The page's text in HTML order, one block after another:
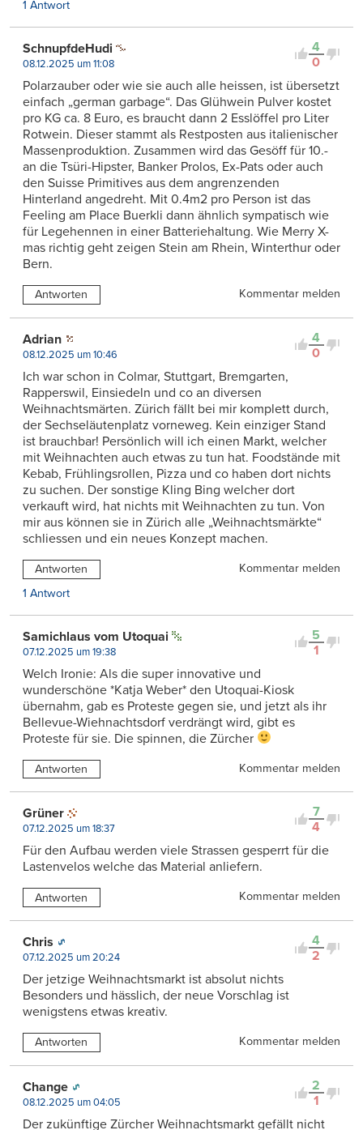
1 Antwort
4
0
SchnupfdeHudi
08.12.2025 um 11:08
Polarzauber oder wie sie auch alle heissen, ist übersetzt
einfach „german garbage“. Das Glühwein Pulver kostet
pro KG ca. 8 Euro, es braucht dann 2 Esslöffel pro Liter
Rotwein. Dieser stammt als Restposten aus italienischer
Massenproduktion. Zusammen wird das Gesöff für 10.-
an die Tsüri-Hipster, Banker Prolos, Ex-Pats oder auch
den Suisse Primitives aus dem angrenzenden
Hinterland angedreht. Mit 0.4m2 pro Person ist das
Feeling am Place Buerkli dann ähnlich sympatisch wie
für Legehennen in einer Batteriehaltung. Wie Merry X-
mas richtig geht zeigen Stein am Rhein, Winterthur oder
Bern.
Antworten Kommentar melden
4
0
Adrian
08.12.2025 um 10:46
Ich war schon in Colmar, Stuttgart, Bremgarten,
Rapperswil, Einsiedeln und co an diversen
Weihnachtsmärten. Zürich fällt bei mir komplett durch,
der Sechseläutenplatz vorneweg. Kein einziger Stand
ist brauchbar! Persönlich will ich einen Markt, welcher
mit Weihnachten auch etwas zu tun hat. Foodstände mit
Kebab, Frühlingsrollen, Pizza und co haben dort nichts
zu suchen. Der sonstige Kling Bing welcher dort
verkauft wird, hat nichts mit Weihnachten zu tun. Von
mir aus können sie in Zürich alle „Weihnachtsmärkte“
schliessen und ein neues Konzept machen.
Antworten
Kommentar melden
1 Antwort
5
1
Samichlaus vom Utoquai
07.12.2025 um 19:38
Welch Ironie: Als die super innovative und
wunderschöne *Katja Weber* den Utoquai-Kiosk
übernahm, gab es Proteste gegen sie, und jetzt als ihr
Bellevue-Wiehnachtsdorf verdrängt wird, gibt es
Proteste für sie. Die spinnen, die Zürcher
Antworten Kommentar melden
7
4
Grüner
07.12.2025 um 18:37
Für den Aufbau werden viele Strassen gesperrt für die
Lastenvelos welche das Material anliefern.
Antworten Kommentar melden
4
2
Chris
07.12.2025 um 20:24
Der jetzige Weihnachtsmarkt ist absolut nichts
Besonders und hässlich, der neue Vorschlag ist
wenigstens etwas kreativ.
Antworten Kommentar melden
2
1
Change
08.12.2025 um 04:05
Der zukünftige Zürcher Weihnachtsmarkt gefällt nicht